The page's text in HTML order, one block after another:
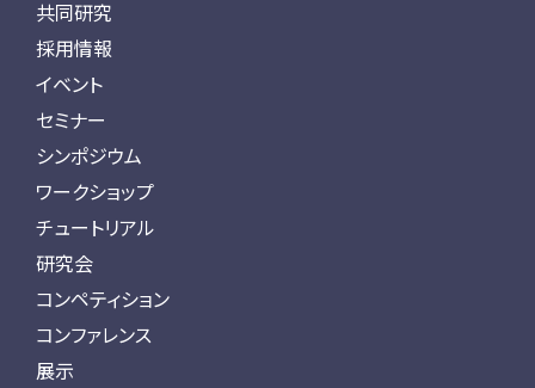
共同研究
採用情報
イベント
セミナー
シンポジウム
ワークショップ
チュートリアル
研究会
コンペティション
コンファレンス
展示